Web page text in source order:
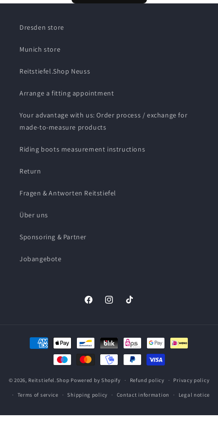
Dresden store
Munich store
Reitstiefel.Shop Neuss
Arrange a fitting appointment
Your advantage with us: Order process / exchange for
made-to-measure products
Riding boots measurement instructions
Return
Fragen & Antworten Reitstiefel
Über uns
Sponsoring & Partner
Jobangebote
FacebookInstagramTikTok
Payment
methods
© 2026, Reitstiefel.Shop Powered by Shopify Refund policy Privacy policy
Terms of service Shipping policy Contact information Legal notice